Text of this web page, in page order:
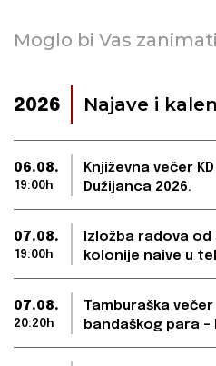
Moglo bi Vas
2026 Najave i
06.08.
19:00h
Književna večer
Dužijanca 2026.
07.08.
19:00h
Izložba radova od
kolonije naive u
07.08.
20:20h
Tamburaška
bandaškog para –